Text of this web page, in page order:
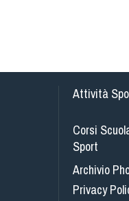
Attività
Corsi
Sport
Archivio
Privacy